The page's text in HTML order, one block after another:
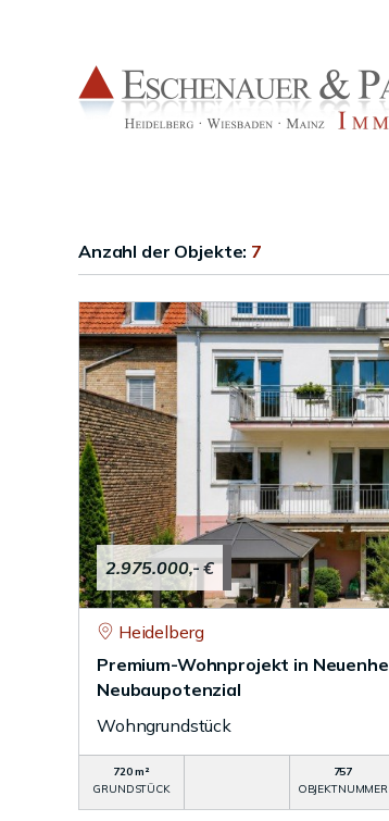
Anzahl der Objekte: 7
2.975.000,- €
Heidelberg
Premium-Wohnprojekt in
Neubaupotenzial
Wohngrundstück
720 m²
GRUNDSTÜCK
757
OBJEKTNUMMER